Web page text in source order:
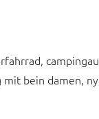
bein damen,